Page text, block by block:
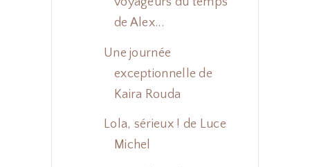
de Alex...
Une journée
exceptionnelle de
Kaira Rouda
Lola, sérieux ! de Luce
Michel